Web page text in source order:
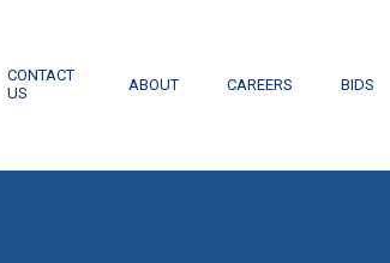
CONTACT
US
ABOUT CAREERS BIDS